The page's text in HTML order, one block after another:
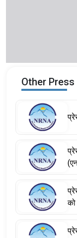
Other Press
प्रेस विज्ञप्ति :
को